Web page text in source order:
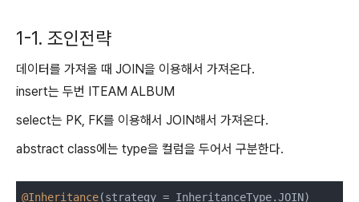
1-1. 조인전략
데이터를 가져올 때 JOIN을 이용해서 가져온다.
insert는 두번 ITEAM ALBUM
select는 PK, FK를 이용해서 JOIN해서 가져온다.
abstract class에는 type을 컬럼을 두어서 구분한다.
@Inheritance